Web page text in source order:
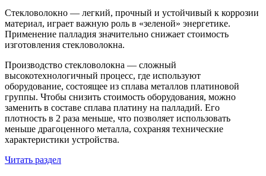
Стекловолокно — легкий, прочный и устойчивый к коррозии
материал, играет важную роль в «зеленой» энергетике.
Применение палладия значительно снижает стоимость
изготовления стекловолокна.
Производство стекловолокна — сложный
высокотехнологичный процесс, где используют
оборудование, состоящее из сплава металлов платиновой
группы. Чтобы снизить стоимость оборудования, можно
заменить в составе сплава платину на палладий. Его
плотность в 2 раза меньше, что позволяет использовать
меньше драгоценного металла, сохраняя технические
характеристики устройства.
Читать раздел